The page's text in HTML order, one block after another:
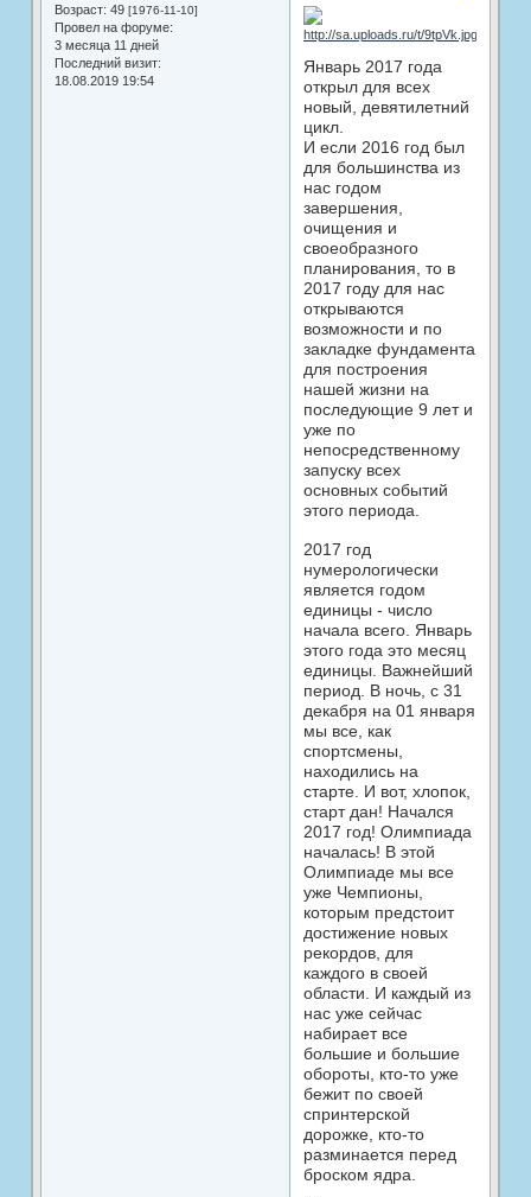
Возраст: 49 [1976-11-10]
Провел на форуме:
3 месяца 11 дней
Последний визит:
18.08.2019 19:54
Январь 2017 года
открыл для всех
новый, девятилетний
цикл.
И если 2016 год был
для большинства из
нас годом
завершения,
очищения и
своеобразного
планирования, то в
2017 году для нас
открываются
возможности и по
закладке фундамента
для построения
нашей жизни на
последующие 9 лет и
уже по
непосредственному
запуску всех
основных событий
этого периода.
2017 год
нумерологически
является годом
единицы - число
начала всего. Январь
этого года это месяц
единицы. Важнейший
период. В ночь, с 31
декабря на 01 января
мы все, как
спортсмены,
находились на
старте. И вот, хлопок,
старт дан! Начался
2017 год! Олимпиада
началась! В этой
Олимпиаде мы все
уже Чемпионы,
которым предстоит
достижение новых
рекордов, для
каждого в своей
области. И каждый из
нас уже сейчас
набирает все
большие и большие
обороты, кто-то уже
бежит по своей
спринтерской
дорожке, кто-то
разминается перед
броском ядра.